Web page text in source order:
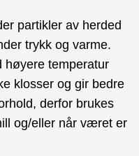
partikler av herded
trykk og varme.
høyere temperatur
klosser og gir bedre
derfor brukes
og/eller når været er